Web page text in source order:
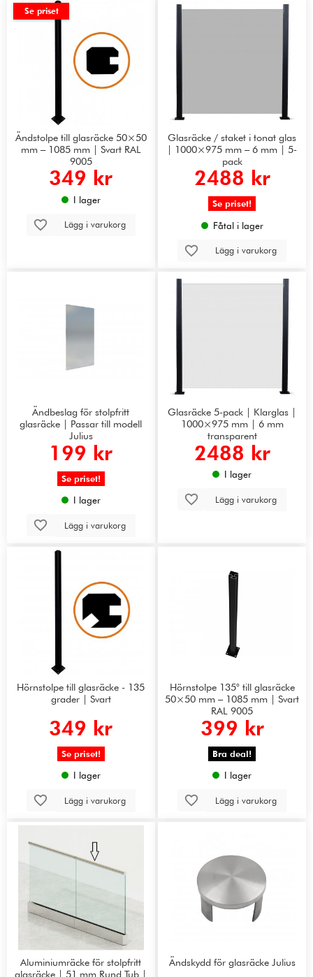
Se priset
Ändstolpe till glasräcke 50×50
mm – 1085 mm | Svart RAL
9005
349 kr
I lager
Lägg i varukorg
Glasräcke / staket i tonat glas
| 1000×975 mm – 6 mm | 5-
pack
2488 kr
Se priset!
Fåtal i lager
Lägg i varukorg
Ändbeslag för stolpfritt
glasräcke | Passar till modell
Julius
199 kr
Se priset!
I lager
Lägg i varukorg
Glasräcke 5-pack | Klarglas |
1000×975 mm | 6 mm
transparent
2488 kr
I lager
Lägg i varukorg
Hörnstolpe till glasräcke - 135
grader | Svart
349 kr
Se priset!
I lager
Lägg i varukorg
Hörnstolpe 135° till glasräcke
50×50 mm – 1085 mm | Svart
RAL 9005
399 kr
Bra deal!
I lager
Lägg i varukorg
Aluminiumräcke för stolpfritt
glasräcke | 51 mm Rund Tub |
Ändskydd för glasräcke Julius